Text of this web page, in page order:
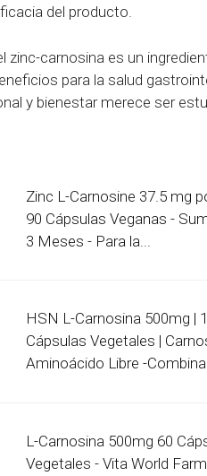
del producto.
zinc-carnosina es un
para la salud
y bienestar merece ser
Zinc L-Carnosine 37.5 mg
90 Cápsulas Veganas -
3 Meses - Para la...
HSN L-Carnosina 500mg |
Cápsulas Vegetales |
Aminoácido Libre -
L-Carnosina 500mg 60
Vegetales - Vita World